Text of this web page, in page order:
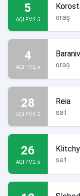
5
AQI PM2.5 oraș
4
AQI PM2.5 oraș
28
AQI PM2.5
Reia
sat
26
AQI PM2.5 sat